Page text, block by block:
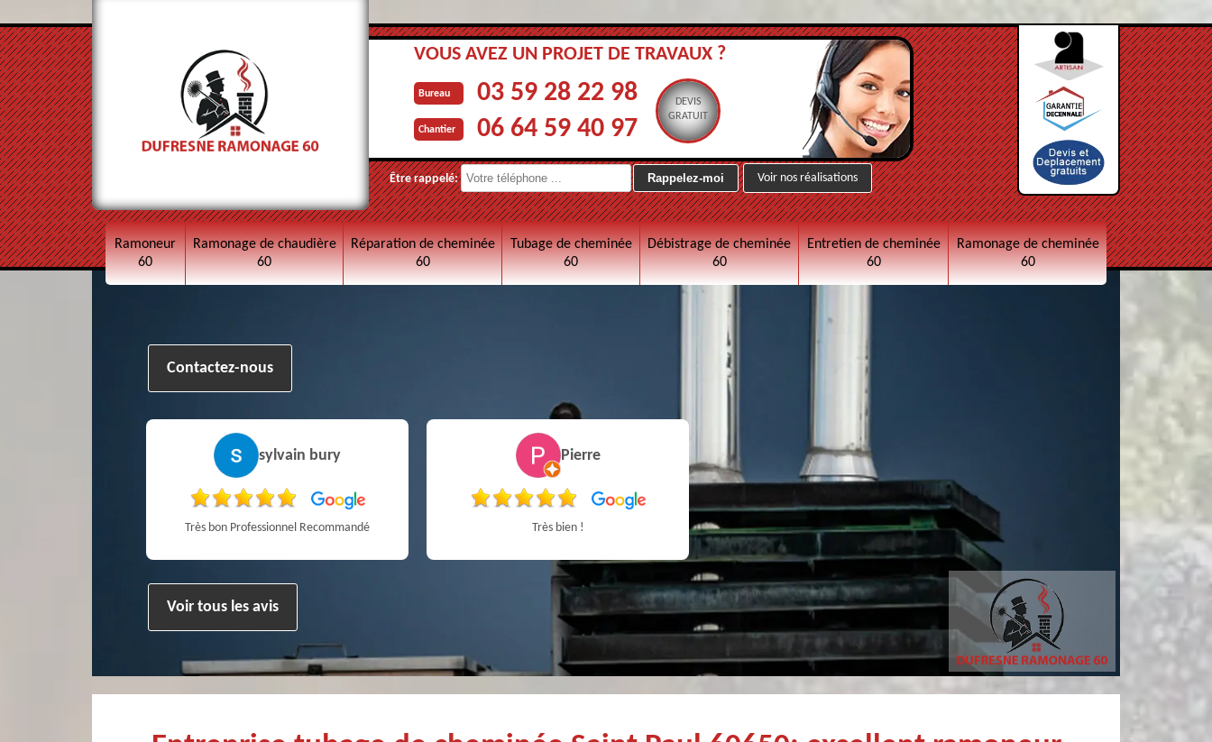
VOUS AVEZ UN PROJET DE TRAVAUX ?
Bureau 03 59 28 22 98
Chantier 06 64 59 40 97
DEVIS
GRATUIT
Être rappelé: Voir nos réalisations
Ramoneur
60
Ramonage de chaudière
60
Réparation de cheminée
60
Tubage de cheminée
60
Débistrage de cheminée
60
Entretien de cheminée
60
Ramonage de cheminée
60
Contactez-nous
sylvain bury
Très bon Professionnel Recommandé
Pierre
Très bien !
Christophe Mce
Très professionnel et surtout un rendez vous rapide pour un ramonage efficace
Simon Bataille-
Voir tous les avis